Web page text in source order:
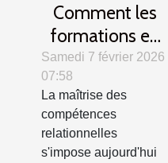
Comment les
formations en
compétences
relationnelles
transforment-
elles les
entreprises ?
Samedi 7 février 2026
07:58
La maîtrise des
compétences
relationnelles
s'impose aujourd'hui